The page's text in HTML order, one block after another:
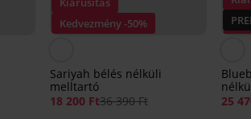
Kedvezmény -50%
Sariyah bélés nélküli
melltartó
18 200 Ft36 390 Ft
25